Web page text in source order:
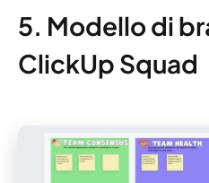
5. Modello di
ClickUp Squad